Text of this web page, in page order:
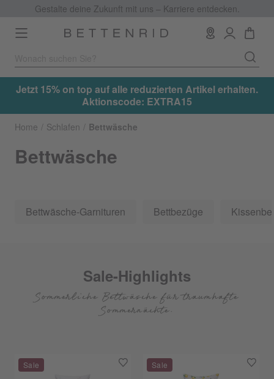
Gestalte deine Zukunft mit uns – Karriere entdecken.
Toggle
navigation
Jetzt 15% on top auf alle reduzierten Artikel erhalten.
Aktionscode: EXTRA15
Home Schlafen Bettwäsche
Bettwäsche
Bettwäsche-Garnituren Bettbezüge
Sommerliche Bettwäsche für traumhafte
Sommernächte.
Sale-Highlights